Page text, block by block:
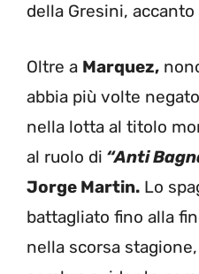
della Gresini,
Oltre a Marquez,
abbia più volte
nella lotta al titolo
al ruolo di “Anti
Jorge Martin. Lo
battagliato fino alla
nella scorsa